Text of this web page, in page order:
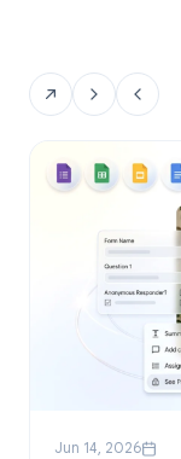
Jun 14, 2026